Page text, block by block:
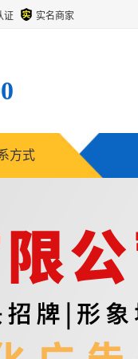
证 实名商家
方式